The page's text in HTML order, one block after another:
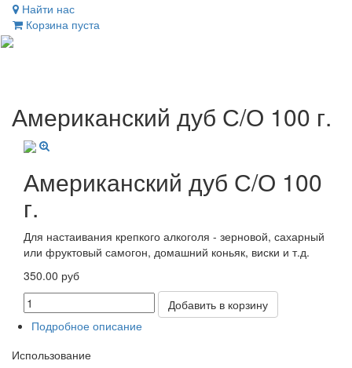
Найти нас
Корзина пуста
Американский дуб С/О 100 г.
Американский дуб С/О 100
г.
Для настаивания крепкого алкоголя - зерновой, сахарный
или фруктовый самогон, домашний коньяк, виски и т.д.
350.00 руб
Добавить в корзину
Подробное описание
Использование